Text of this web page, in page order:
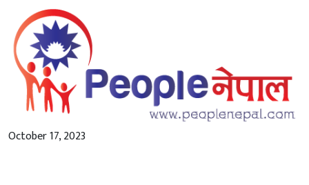
October 17, 2023